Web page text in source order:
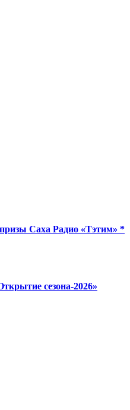
Саха Радио «Тэтим» *
сезона-2026»